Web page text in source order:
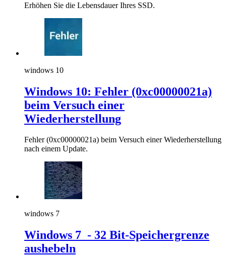
Erhöhen Sie die Lebensdauer Ihres SSD.
windows 10
Windows 10: Fehler (0xc00000021a)
beim Versuch einer
Wiederherstellung
Fehler (0xc00000021a) beim Versuch einer Wiederherstellung
nach einem Update.
windows 7
Windows 7 - 32 Bit-Speichergrenze
aushebeln